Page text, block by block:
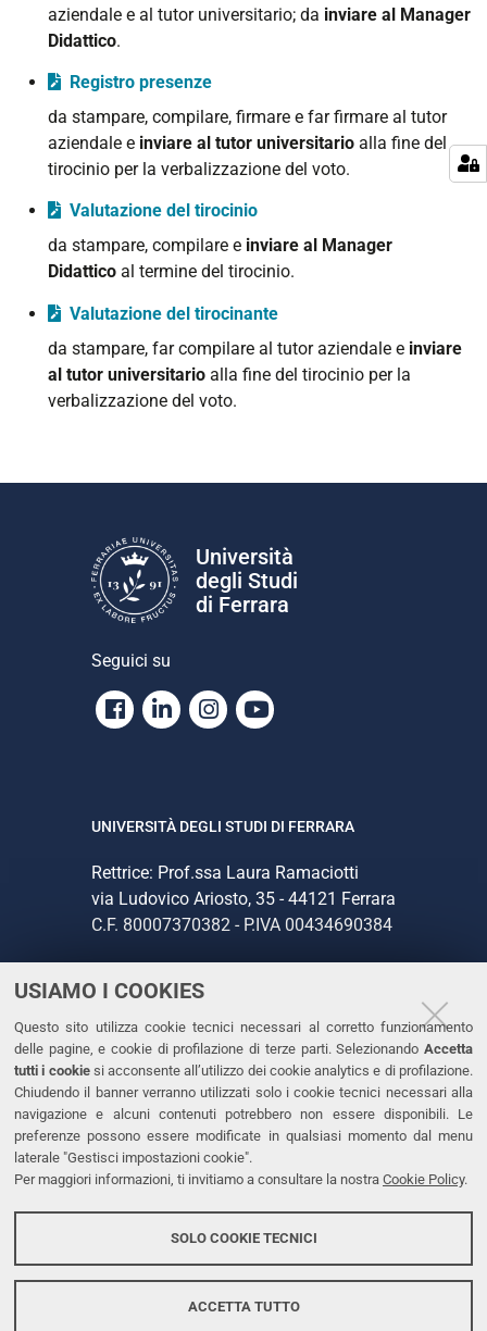
USIAMO I COOKIES
Questo sito utilizza cookie tecnici necessari al corretto funzionamento
delle pagine, e cookie di profilazione di terze parti. Selezionando Accetta
tutti i cookiesi acconsente all’utilizzo dei cookie analytics e di profilazione.
Chiudendo il banner verranno utilizzati solo i cookie tecnici necessari alla
navigazione e alcuni contenuti potrebbero non essere disponibili. Le
preferenze possono essere modificate in qualsiasi momento dal menu
laterale "Gestisci impostazioni cookie".
Per maggiori informazioni, ti invitiamo a consultare la nostra Cookie Policy.
SOLO COOKIE TECNICI
ACCETTA TUTTO
aziendale e al tutor universitario; da inviare al Manager
Didattico.
Registro presenze
da stampare, compilare, firmare e far firmare al tutor
aziendale e inviare al tutor universitario alla fine del
tirocinio per la verbalizzazione del voto.
Valutazione del tirocinio
da stampare, compilare e inviare al Manager
Didattico al termine del tirocinio.
Valutazione del tirocinante
da stampare, far compilare al tutor aziendale e inviare
al tutor universitario alla fine del tirocinio per la
verbalizzazione del voto.
Università
degli Studi
di Ferrara
Seguici su
Facebook
LinkedinInstagram
Youtube
UNIVERSITÀ DEGLI STUDI DI FERRARA
Rettrice: Prof.ssa Laura Ramaciotti
via Ludovico Ariosto, 35 - 44121 Ferrara
C.F. 80007370382 - P.IVA 00434690384
CONTATTI
Tel. +39 0532 293111
Fax. +39 0532 293031
PEC
LINKS
Dichiarazione di accessibilità
Protezione dati personali